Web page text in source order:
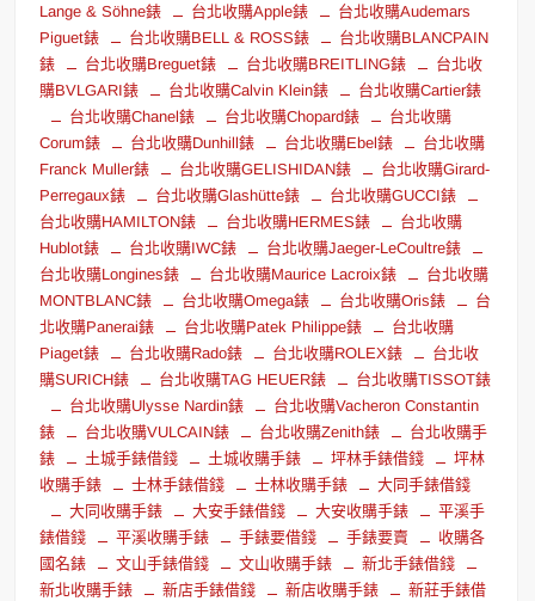
Lange & Söhne錶
台北收購Apple錶
台北收購Audemars
Piguet錶
台北收購BELL & ROSS錶
台北收購BLANCPAIN
錶
台北收購Breguet錶 台北收購BREITLING錶
台北收
購BVLGARI錶
台北收購Calvin Klein錶
台北收購Cartier錶
台北收購Chanel錶
台北收購Chopard錶
台北收購
Corum錶
台北收購Dunhill錶 台北收購Ebel錶
台北收購
Franck Muller錶
台北收購GELISHIDAN錶
台北收購Girard-
Perregaux錶
台北收購Glashütte錶
台北收購GUCCI錶
台北收購HAMILTON錶
台北收購HERMES錶
台北收購
Hublot錶
台北收購IWC錶
台北收購Jaeger-LeCoultre錶
台北收購Longines錶
台北收購Maurice Lacroix錶
台北收購
MONTBLANC錶
台北收購Omega錶 台北收購Oris錶
台
北收購Panerai錶
台北收購Patek Philippe錶
台北收購
Piaget錶
台北收購Rado錶 台北收購ROLEX錶
台北收
購SURICH錶
台北收購TAG HEUER錶
台北收購TISSOT錶
台北收購Ulysse Nardin錶
台北收購Vacheron Constantin
錶
台北收購VULCAIN錶 台北收購Zenith錶
台北收購手
錶
土城手錶借錢 土城收購手錶 坪林手錶借錢
坪林
收購手錶
士林手錶借錢 士林收購手錶
大同手錶借錢
大同收購手錶
大安手錶借錢 大安收購手錶
平溪手
錶借錢
平溪收購手錶 手錶要借錢 手錶要賣
收購各
國名錶
文山手錶借錢 文山收購手錶
新北手錶借錢
新北收購手錶
新店手錶借錢 新店收購手錶
新莊手錶借